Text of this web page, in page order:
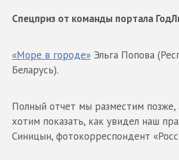
Спецприз от команды портала
«Море в городе» Эльга Попова
Беларусь).
Полный отчет мы разместим позже,
хотим показать, как увидел наш
Синицын, фотокорреспондент